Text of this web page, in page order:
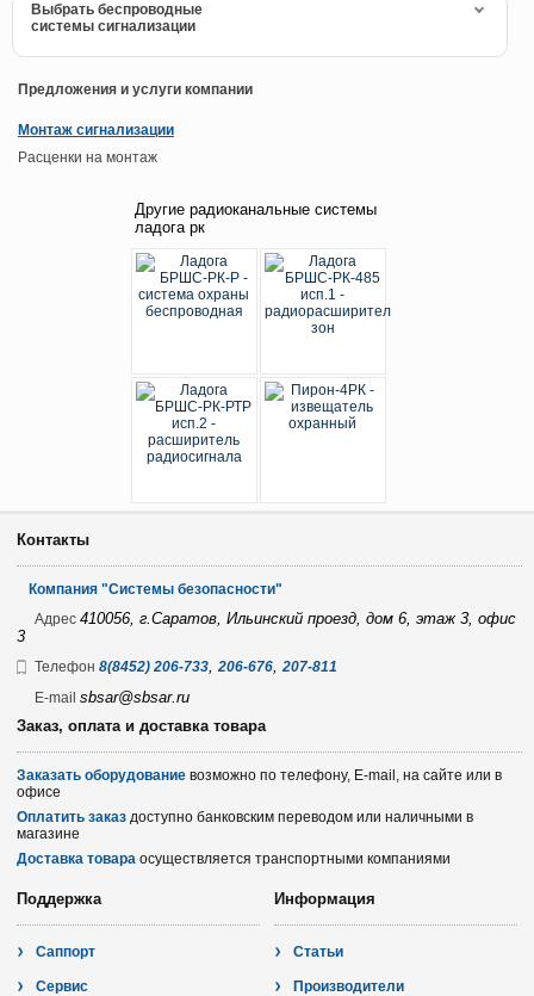
Выбрать беспроводные
системы сигнализации
Предложения и услуги компании
Монтаж сигнализации
Расценки на монтаж
Другие радиоканальные системы
ладога рк
Контакты
Компания "Системы безопасности"
Адрес 410056, г.Саратов, Ильинский проезд, дом 6, этаж 3, офис
3
Телефон 8(8452) 206-733,206-676,207-811
E-mail sbsar@sbsar.ru
Заказ, оплата и доставка товара
Заказать оборудование возможно по телефону, E-mail, на сайте или в
офисе
Оплатить заказ доступно банковским переводом или наличными в
магазине
Доставка товара осуществляется транспортными компаниями
Поддержка
Саппорт
Сервис
Информация
Статьи
Производители